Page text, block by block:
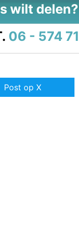
wilt delen?
06 - 574
Post op X